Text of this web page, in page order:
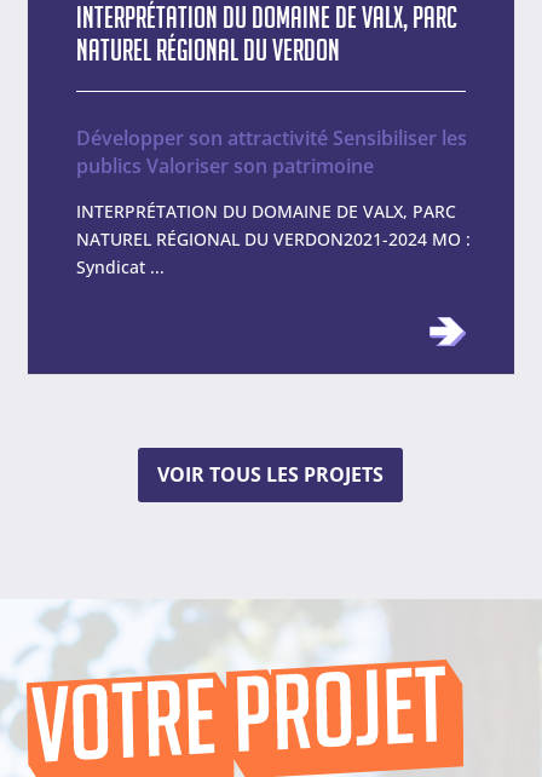
Interprétation du Domaine de Valx, Parc
naturel régional du Verdon
Développer son attractivité Sensibiliser les
publics Valoriser son patrimoine
INTERPRÉTATION DU DOMAINE DE VALX, PARC
NATUREL RÉGIONAL DU VERDON2021-2024 MO :
Syndicat ...
VOIR TOUS LES PROJETS